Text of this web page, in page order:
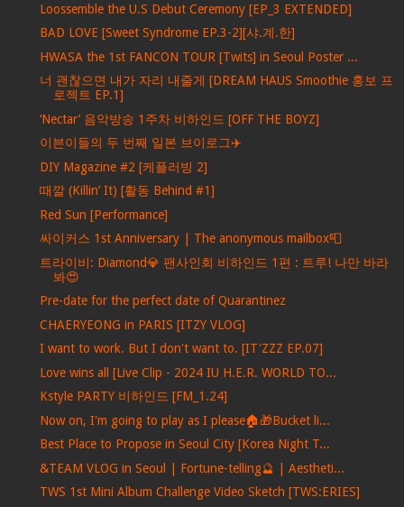
Loossemble the U.S Debut Ceremony [EP_3 EXTENDED]
BAD LOVE [Sweet Syndrome EP.3-2][샤.계.한]
HWASA the 1st FANCON TOUR [Twits] in Seoul Poster ...
너 괜찮으면 내가 자리 내줄게 [DREAM HAUS Smoothie 홍보 프
로젝트 EP.1]
‘Nectar’ 음악방송 1주차 비하인드 [OFF THE BOYZ]
이븐이들의 두 번째 일본 브이로그✈️
DIY Magazine #2 [케플러빙 2]
때깔 (Killin’ It) [활동 Behind #1]
Red Sun [Performance]
싸이커스 1st Anniversary | The anonymous mailbox📮
트라이비: Diamond💎 팬사인회 비하인드 1편 : 트루! 나만 바라
봐😍
Pre-date for the perfect date of Quarantinez
CHAERYEONG in PARIS [ITZY VLOG]
I want to work. But I don't want to. [IT'ZZZ EP.07]
Love wins all [Live Clip - 2024 IU H.E.R. WORLD TO...
Kstyle PARTY 비하인드 [FM_1.24]
Now on, I'm going to play as I please🏠🎁Bucket li...
Best Place to Propose in Seoul City [Korea Night T...
&TEAM VLOG in Seoul | Fortune-telling🔮 | Aestheti...
TWS 1st Mini Album Challenge Video Sketch [TWS:ERIES]